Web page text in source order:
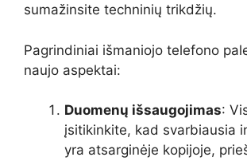
sumažinsite techninių trikdžių.
Pagrindiniai išmaniojo telefono
naujo aspektai:
Duomenų išsaugojimas:
įsitikinkite, kad svarbiausia
yra atsarginėje kopijoje,